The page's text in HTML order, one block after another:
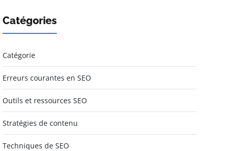
Catégories
Catégorie
Erreurs courantes en SEO
Outils et ressources SEO
Stratégies de contenu
Techniques de SEO